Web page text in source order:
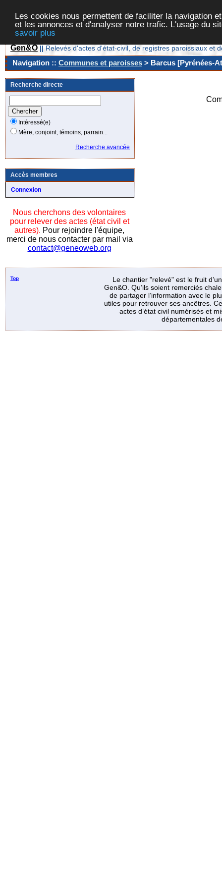
Les cookies nous permettent de faciliter la navigation
et les annonces et d'analyser notre trafic. L'usage du
savoir plus
Gen&O || Relevés d'actes d'état-civil, de registres paroissiaux et
Navigation :: Communes et paroisses > Barcus [Pyrénées-
Recherche directe
Intéressé(e)
Mère, conjoint, témoins, parrain...
Recherche avancée
Accès membres
Connexion
Nous cherchons des volontaires
pour relever des actes (état civil et
autres). Pour rejoindre l'équipe,
merci de nous contacter par mail via
contact@geneoweb.org
Top
Le chantier "relevé" est le fruit
Gen&O. Qu’ils soient remerciés
de partager l’information avec le
utiles pour retrouver ses ancêtres.
actes d’état civil numérisés et
départementales